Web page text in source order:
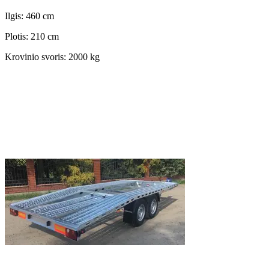
Ilgis: 460 cm
Plotis: 210 cm
Krovinio svoris: 2000 kg